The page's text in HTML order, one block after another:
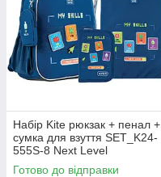
Набір Kite рюкзак + пенал +
сумка для взуття SET_K24-
555S-8 Next Level
Готово до відправки